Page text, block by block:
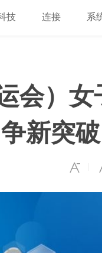
技 连接 系
会）
新突破